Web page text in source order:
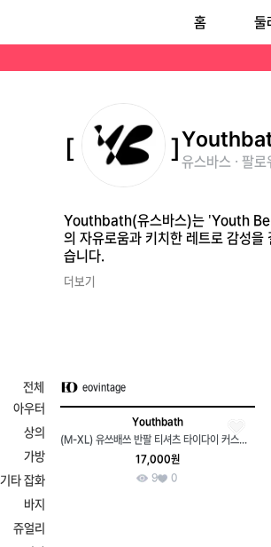
에서 시작된 영 캐주얼 브랜드입니다. 형식에 얽매이지 않는 젊은 세대의 자유로움과 키치한 레트로 감성
홈 둘
유스바스 · 팔
Youthbath(유스바스)는 'Youth Be
의 자유로움과 키치한 레트로 감성
습니다.
더보기
전체
아우터
상의
가방
기타 잡화
바지
쥬얼리
eovintage
Youthbath
(M-XL) 유쓰배쓰 반팔 티셔츠 타이다이 커스텀 퍼플 스트릿-H34604
17,000원
9
0